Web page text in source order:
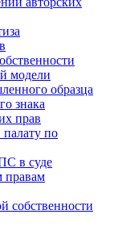
модели
образца
знака
прав
по
в суде
правам
собственности